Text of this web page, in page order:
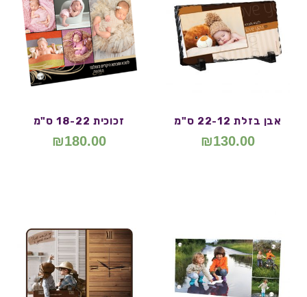
אבן בזלת 22-12 ס"מ
₪130.00
זכוכית 18-22 ס"מ
₪180.00